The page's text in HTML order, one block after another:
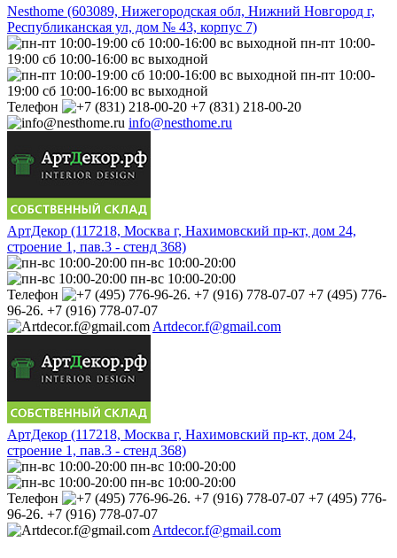
Nesthome (603089, Нижегородская обл, Нижний Новгород г,
Республиканская ул, дом № 43, корпус 7)
пн-пт 10:00-
19:00 сб 10:00-16:00 вс выходной
пн-пт 10:00-
19:00 сб 10:00-16:00 вс выходной
Телефон
+7 (831) 218-00-20
info@nesthome.ru
АртДекор (117218, Москва г, Нахимовский пр-кт, дом 24,
строение 1, пав.3 - стенд 368)
пн-вс 10:00-20:00
пн-вс 10:00-20:00
Телефон
+7 (495) 776-
96-26. +7 (916) 778-07-07
Artdecor.f@gmail.com
АртДекор (117218, Москва г, Нахимовский пр-кт, дом 24,
строение 1, пав.3 - стенд 368)
пн-вс 10:00-20:00
пн-вс 10:00-20:00
Телефон
+7 (495) 776-
96-26. +7 (916) 778-07-07
Artdecor.f@gmail.com